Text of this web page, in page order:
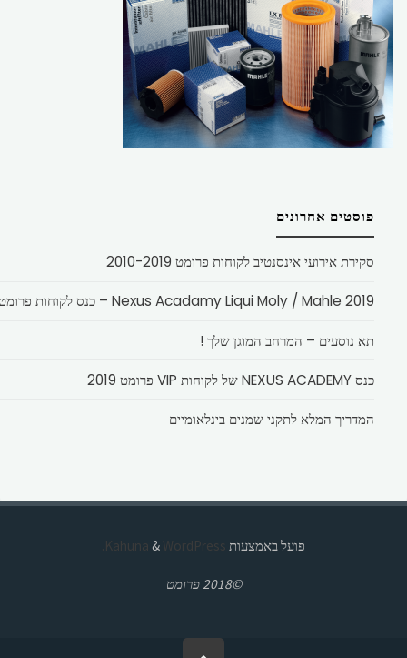
פוסטים אחרונים
סקירת אירועי אינסנטיב לקוחות פרומט 2010-2019
Nexus Acadamy Liqui Moly / Mahle 2019 – כנס לקוחות פרומט
תא נוסעים – המרחב המוגן שלך !
כנס NEXUS ACADEMY של לקוחות VIP פרומט 2019
המדריך המלא לתקני שמנים בינלאומיים
פועל באמצעות & WordPress.
©2018 פרומט